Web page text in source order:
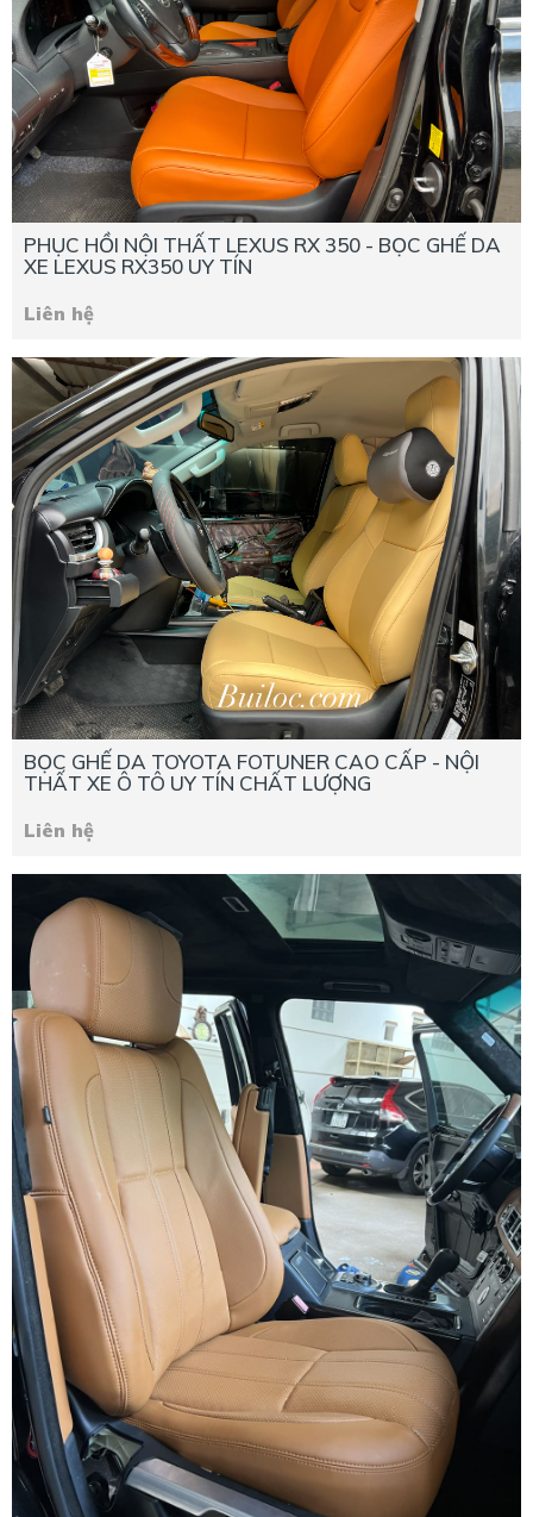
PHỤC HỒI NỘI THẤT LEXUS RX 350 - BỌC GHẾ DA
XE LEXUS RX350 UY TÍN
Liên hệ
BỌC GHẾ DA TOYOTA FOTUNER CAO CẤP - NỘI
THẤT XE Ô TÔ UY TÍN CHẤT LƯỢNG
Liên hệ